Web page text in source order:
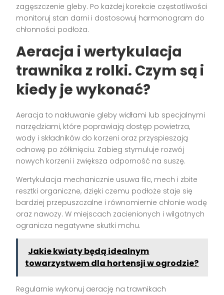
zagęszczenie gleby. Po każdej korekcie częstotliwości
monitoruj stan darni i dostosowuj harmonogram do
chłonności podłoża.
Aeracja i wertykulacja
trawnika z rolki. Czym są i
kiedy je wykonać?
Aeracja to nakłuwanie gleby widłami lub specjalnymi
narzędziami, które poprawiają dostęp powietrza,
wody i składników do korzeni oraz przyspieszają
odnowę po żółknięciu. Zabieg stymuluje rozwój
nowych korzeni i zwiększa odporność na suszę.
Wertykulacja mechanicznie usuwa filc, mech i zbite
resztki organiczne, dzięki czemu podłoże staje się
bardziej przepuszczalne i równomiernie chłonie wodę
oraz nawozy. W miejscach zacienionych i wilgotnych
ogranicza negatywne skutki mchu.
Jakie kwiaty będą idealnym
towarzystwem dla hortensji w ogrodzie?
Regularnie wykonuj aerację na trawnikach